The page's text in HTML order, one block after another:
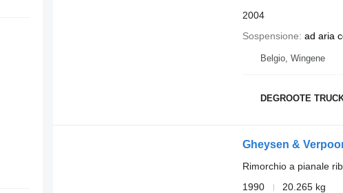
2004
Sospensione ad aria
Belgio, Wingene
DEGROOTE
Gheysen &
Rimorchio a pianale
1990
20.265 kg